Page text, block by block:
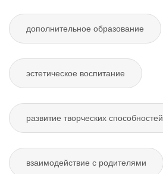
дополнительное образование
эстетическое воспитание
развитие творческих способностей
взаимодействие с родителями